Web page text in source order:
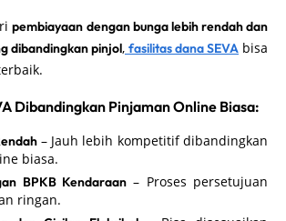
pembiayaan dengan bunga lebih rendah dan
dibandingkan pinjol, fasilitas dana SEVA bisa
Dibandingkan Pinjaman Online Biasa:
– Jauh lebih kompetitif dibandingkan
biasa.
BPKB Kendaraan – Proses persetujuan
ringan.